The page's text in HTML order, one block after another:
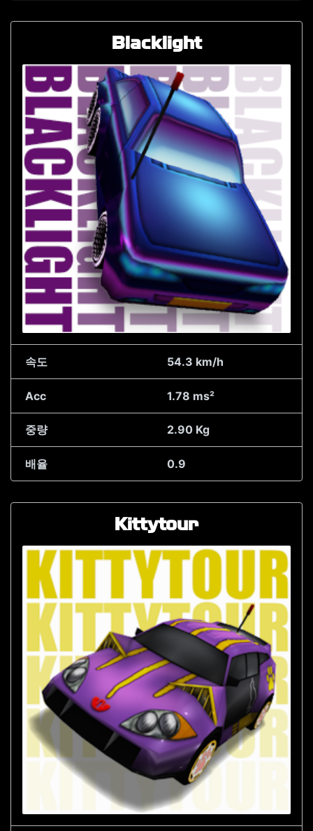
Blacklight
속도 54.3 km/h
Acc 1.78 ms²
중량 2.90 Kg
배율 0.9
Kittytour